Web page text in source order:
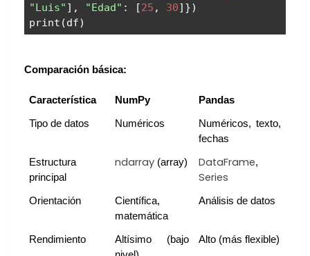
"Luis" ], "Edad" : [25 , 30]})
print(df)
Comparación básica:
Característica NumPy Pandas
Tipo de datos Numéricos
Numéricos, texto,
fechas
Estructura
principal
ndarray(array) DataFrame,
Series
Orientación
Científica,
matemática
Análisis de datos
Rendimiento
Altísimo (bajo
Alto (más flexible)